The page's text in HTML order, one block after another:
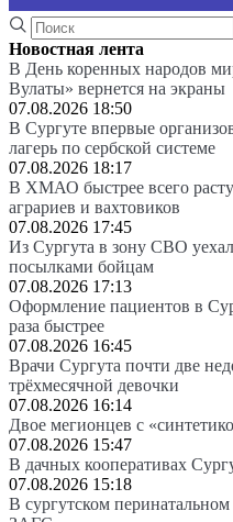
Новостная лента
В День коренных народов
Вулаты» вернется на экраны
07.08.2026 18:50
В Сургуте впервые
лагерь по сербской системе
07.08.2026 18:17
В ХМАО быстрее всего
аграриев и вахтовиков
07.08.2026 17:45
Из Сургута в зону СВО
посылками бойцам
07.08.2026 17:13
Оформление пациентов в
раза быстрее
07.08.2026 16:45
Врачи Сургута почти две
трёхмесячной девочки
07.08.2026 16:14
Двое мегионцев с
07.08.2026 15:47
В дачных кооперативах
07.08.2026 15:18
В сургутском перинатальном